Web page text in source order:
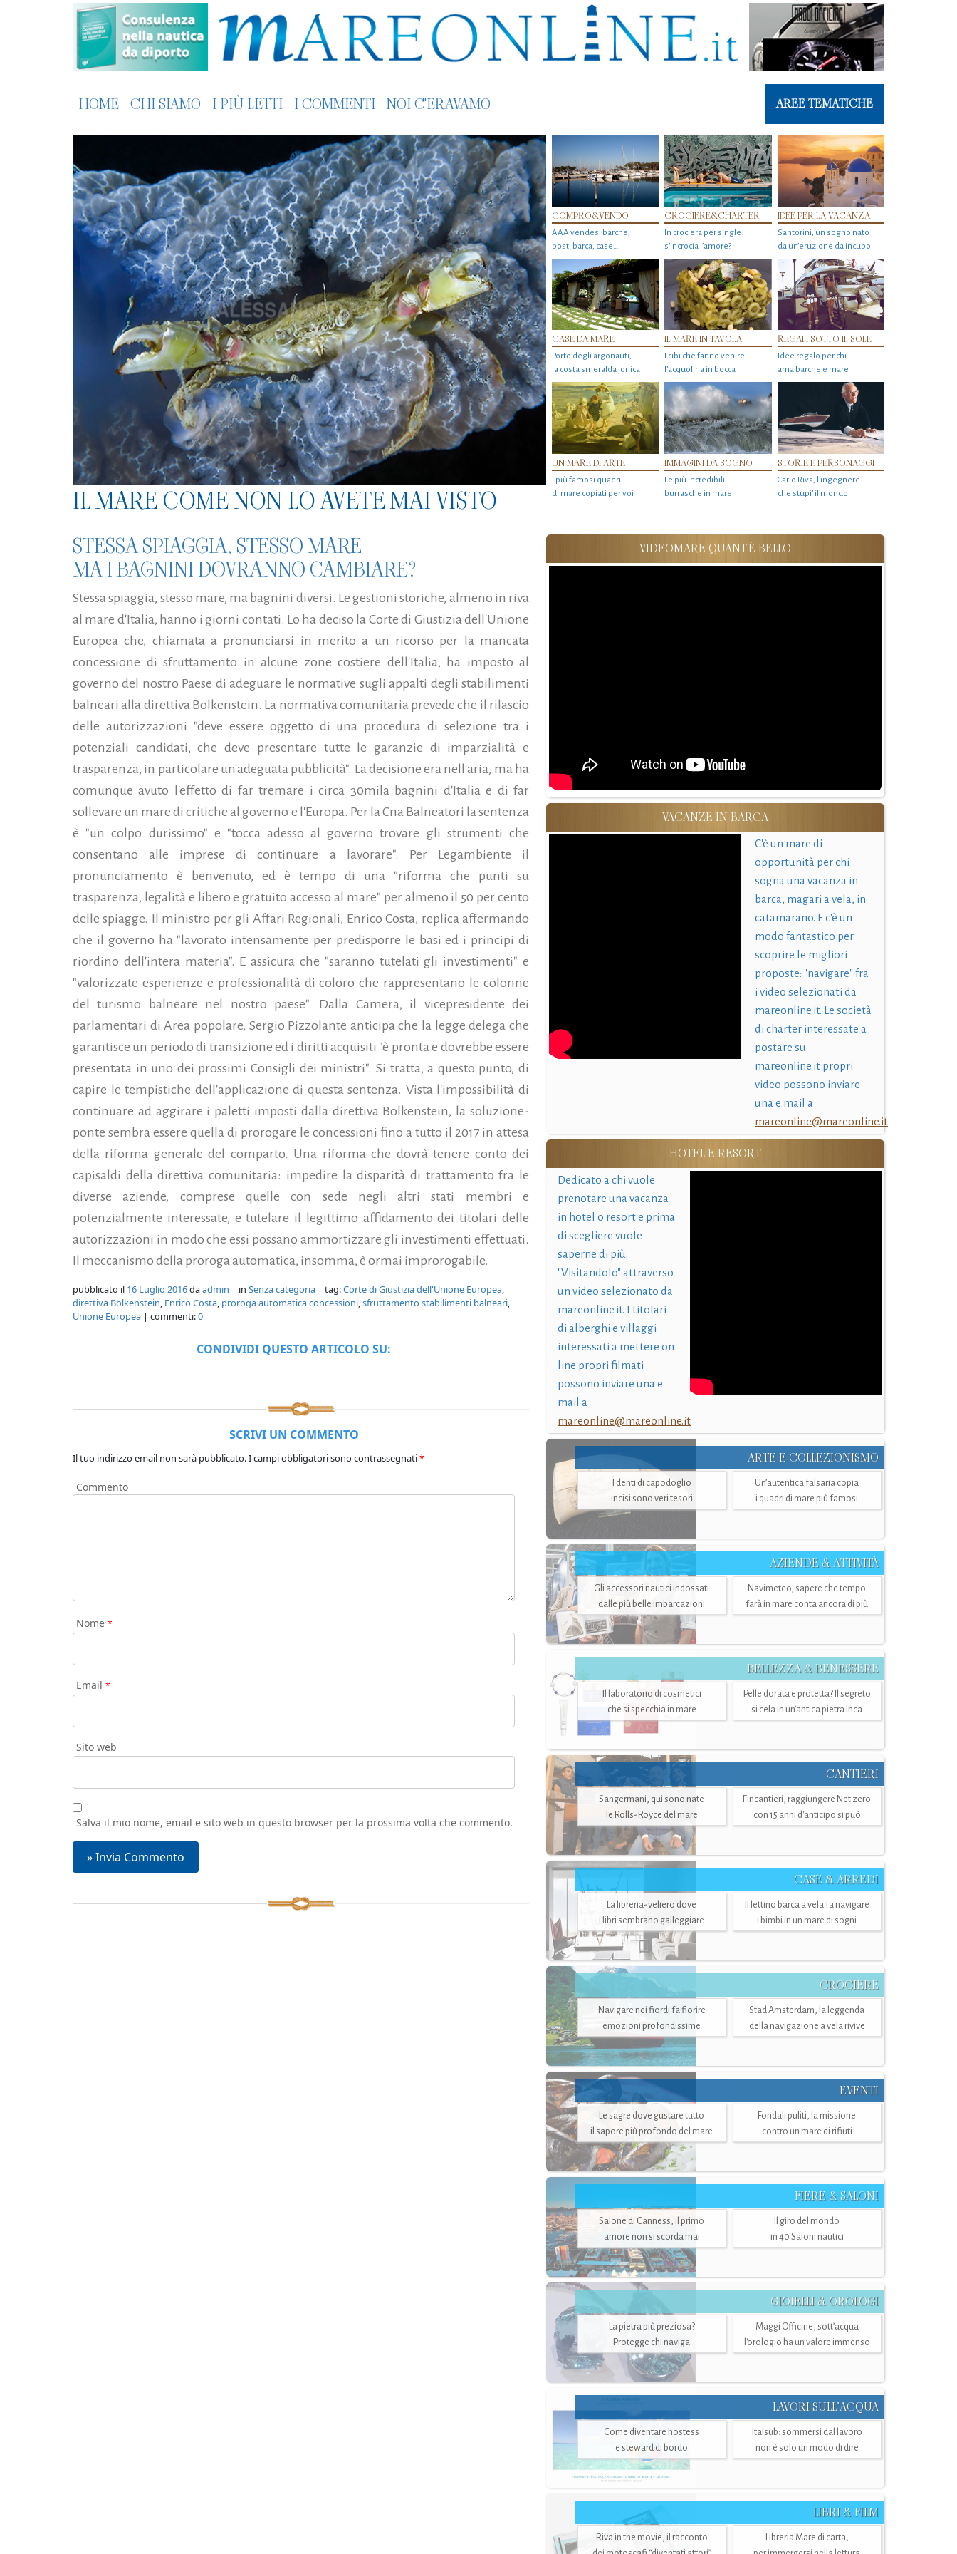
HOME CHI SIAMO I PIÙ LETTI I COMMENTI NOI C'ERAVAMO AREE TEMATICHE
IL MARE COME NON LO AVETE MAI VISTO
COMPRO&VENDO
AAA vendesi barche,
posti barca, case…
CROCIERE&CHARTER
In crociera per single
s'incrocia l’amore?
IDEE PER LA VACANZA
Santorini, un sogno nato
da un’eruzione da incubo
CASE DA MARE
Porto degli argonauti,
la costa smeralda jonica
IL MARE IN TAVOLA
I cibi che fanno venire
l’acquolina in bocca
REGALI SOTTO IL SOLE
Idee regalo per chi
ama barche e mare
UN MARE DI ARTE
I più famosi quadri
di mare copiati per voi
IMMAGINI DA SOGNO
Le più incredibili
burrasche in mare
STORIE E PERSONAGGI
Carlo Riva, l’ingegnere
che stupi' il mondo
STESSA SPIAGGIA, STESSO MARE
MA I BAGNINI DOVRANNO CAMBIARE?
Stessa spiaggia, stesso mare, ma bagnini diversi. Le gestioni storiche, almeno in riva
al mare d'Italia, hanno i giorni contati. Lo ha deciso la Corte di Giustizia dell'Unione
Europea che, chiamata a pronunciarsi in merito a un ricorso per la mancata
concessione di sfruttamento in alcune zone costiere dell'Italia, ha imposto al
governo del nostro Paese di adeguare le normative sugli appalti degli stabilimenti
balneari alla direttiva Bolkenstein. La normativa comunitaria prevede che il rilascio
delle autorizzazioni "deve essere oggetto di una procedura di selezione tra i
potenziali candidati, che deve presentare tutte le garanzie di imparzialità e
trasparenza, in particolare un'adeguata pubblicità". La decisione era nell'aria, ma ha
comunque avuto l'effetto di far tremare i circa 30mila bagnini d'Italia e di far
sollevare un mare di critiche al governo e l'Europa. Per la Cna Balneatori la sentenza
è "un colpo durissimo" e "tocca adesso al governo trovare gli strumenti che
consentano alle imprese di continuare a lavorare". Per Legambiente il
pronunciamento è benvenuto, ed è tempo di una "riforma che punti su
trasparenza, legalità e libero e gratuito accesso al mare" per almeno il 50 per cento
delle spiagge. Il ministro per gli Affari Regionali, Enrico Costa, replica affermando
che il governo ha "lavorato intensamente per predisporre le basi ed i principi di
riordino dell'intera materia". E assicura che "saranno tutelati gli investimenti" e
"valorizzate esperienze e professionalità di coloro che rappresentano le colonne
del turismo balneare nel nostro paese". Dalla Camera, il vicepresidente dei
parlamentari di Area popolare, Sergio Pizzolante anticipa che la legge delega che
garantisce un periodo di transizione ed i diritti acquisiti "è pronta e dovrebbe essere
presentata in uno dei prossimi Consigli dei ministri". Si tratta, a questo punto, di
capire le tempistiche dell'applicazione di questa sentenza. Vista l'impossibilità di
continuare ad aggirare i paletti imposti dalla direttiva Bolkenstein, la soluzione-
ponte sembra essere quella di prorogare le concessioni fino a tutto il 2017 in attesa
della riforma generale del comparto. Una riforma che dovrà tenere conto dei
capisaldi della direttiva comunitaria: impedire la disparità di trattamento fra le
diverse aziende, comprese quelle con sede negli altri stati membri e
potenzialmente interessate, e tutelare il legittimo affidamento dei titolari delle
autorizzazioni in modo che essi possano ammortizzare gli investimenti effettuati.
Il meccanismo della proroga automatica, insomma, è ormai improrogabile.
pubblicato il 16 Luglio 2016daadmin | in Senza categoria | tag:Corte di Giustizia dell'Unione Europea,
direttiva Bolkenstein, Enrico Costa, proroga automatica concessioni,sfruttamento stabilimenti balneari,
Unione Europea | commenti:0
CONDIVIDI QUESTO ARTICOLO SU:
SCRIVI UN COMMENTO
Il tuo indirizzo email non sarà pubblicato.I campi obbligatori sono contrassegnati*
Commento
Nome *
Email *
Sito web
Salva il mio nome, email e sito web in questo browser per la prossima volta che commento.
VIDEOMARE QUANT'È BELLO
VACANZE IN BARCA
C'è un mare di
opportunità per chi
sogna una vacanza in
barca, magari a vela, in
catamarano. E c'è un
modo fantastico per
scoprire le migliori
proposte: "navigare" fra
i video selezionati da
mareonline.it. Le società
di charter interessate a
postare su
mareonline.it propri
video possono inviare
una e mail a
mareonline@mareonline.it
HOTEL E RESORT
Dedicato a chi vuole
prenotare una vacanza
in hotel o resort e prima
di scegliere vuole
saperne di più.
"Visitandolo" attraverso
un video selezionato da
mareonline.it. I titolari
di alberghi e villaggi
interessati a mettere on
line propri filmati
possono inviare una e
mail a
mareonline@mareonline.it
ARTE E COLLEZIONISMO
I denti di capodoglio
incisi sono veri tesori
Un’autentica falsaria copia
i quadri di mare più famosi
AZIENDE & ATTIVITÀ
Gli accessori nautici indossati
dalle più belle imbarcazioni
Navimeteo, sapere che tempo
farà in mare conta ancora di più
BELLEZZA & BENESSERE
Il laboratorio di cosmetici
che si specchia in mare
Pelle dorata e protetta? Il segreto
si cela in un’antica pietra Inca
CANTIERI
Sangermani, qui sono nate
le Rolls-Royce del mare
Fincantieri, raggiungere Net zero
con 15 anni d'anticipo si può
CASE & ARREDI
La libreria-veliero dove
i libri sembrano galleggiare
Il lettino barca a vela fa navigare
i bimbi in un mare di sogni
CROCIERE
Navigare nei fiordi fa fiorire
emozioni profondissime
Stad Amsterdam, la leggenda
della navigazione a vela rivive
EVENTI
Le sagre dove gustare tutto
il sapore più profondo del mare
Fondali puliti, la missione
contro un mare di rifiuti
FIERE & SALONI
Salone di Canness, il primo
amore non si scorda mai
Il giro del mondo
in 40 Saloni nautici
GIOIELLI & OROLOGI
La pietra più preziosa?
Protegge chi naviga
Maggi Officine, sott’acqua
l'orologio ha un valore immenso
LAVORI SULL’ACQUA
Come diventare hostess
e steward di bordo
Italsub: sommersi dal lavoro
non è solo un modo di dire
LIBRI & FILM
Riva in the movie, il racconto
Libreria Mare di carta,